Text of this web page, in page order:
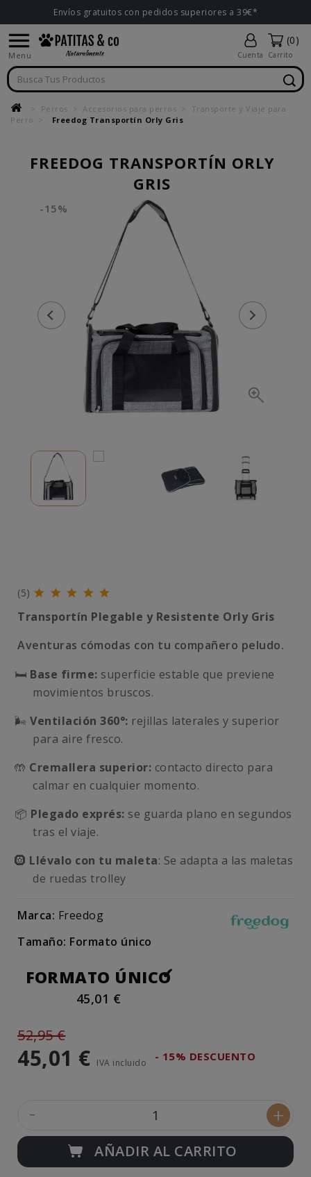
Envíos gratuitos con pedidos superiores a 39€*

Menu Cuenta
(0)
Carrito
Perros Accesorios para perros
Transporte y Viaje para
Perro
Freedog Transportín Orly Gris
FREEDOG TRANSPORTÍN ORLY
GRIS
-15%
(5)
Transportín Plegable y Resistente Orly Gris
Aventuras cómodas con tu compañero peludo.
🛏️ Base firme: superficie estable que previene
movimientos bruscos.
🌬️ Ventilación 360°: rejillas laterales y superior
para aire fresco.
🤲 Cremallera superior: contacto directo para
calmar en cualquier momento.
📦 Plegado exprés: se guarda plano en segundos
tras el viaje.
🛞 Llévalo con tu maleta: Se adapta a las maletas
de ruedas trolley
Marca: Freedog
Tamaño: Formato único
FORMATO ÚNICO
45,01 €
52,95 €
45,01 € IVA incluido - 15% DESCUENTO
- +
AÑADIR AL CARRITO